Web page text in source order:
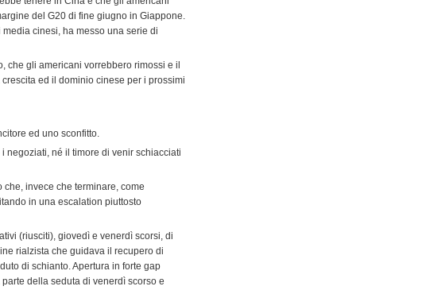
del G20 di fine giugno in Giappone.
cinesi, ha messo una serie di
che gli americani vorrebbero rimossi e il
ed il dominio cinese per i prossimi
ed uno sconfitto.
negoziati, né il timore di venir schiacciati
che, invece che terminare, come
in una escalation piuttosto
(riusciti), giovedì e venerdì scorsi, di
rialzista che guidava il recupero di
di schianto. Apertura in forte gap
della seduta di venerdì scorso e